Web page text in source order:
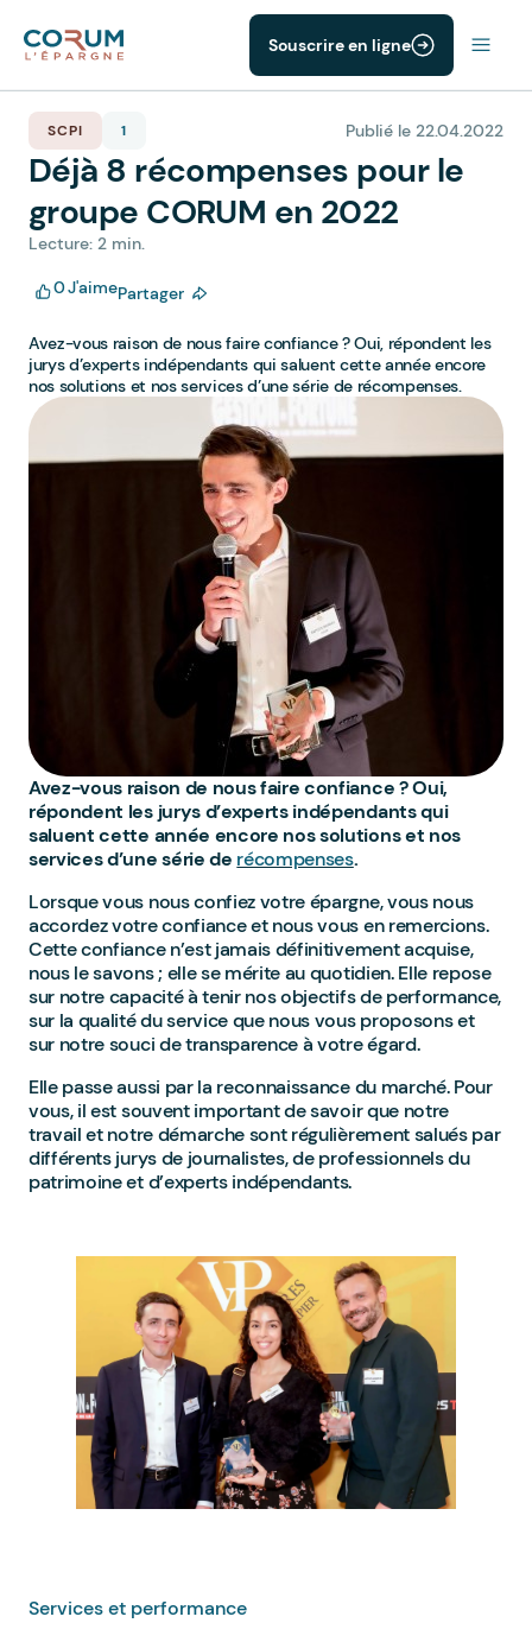
Souscrire en ligne
SCPI 1 Publié le 22.04.2022
Déjà 8 récompenses pour le
groupe CORUM en 2022
Lecture: 2 min.
0J'aimePartager
Avez-vous raison de nous faire confiance ? Oui, répondent les
jurys d’experts indépendants qui saluent cette année encore
nos solutions et nos services d’une série de récompenses.
Avez-vous raison de nous faire confiance ? Oui,
répondent les jurys d’experts indépendants qui
saluent cette année encore nos solutions et nos
services d’une série de récompenses.
Lorsque vous nous confiez votre épargne, vous nous
accordez votre confiance et nous vous en remercions.
Cette confiance n’est jamais définitivement acquise,
nous le savons ; elle se mérite au quotidien. Elle repose
sur notre capacité à tenir nos objectifs de performance,
sur la qualité du service que nous vous proposons et
sur notre souci de transparence à votre égard.
Elle passe aussi par la reconnaissance du marché. Pour
vous, il est souvent important de savoir que notre
travail et notre démarche sont régulièrement salués par
différents jurys de journalistes, de professionnels du
patrimoine et d’experts indépendants.
Services et performance